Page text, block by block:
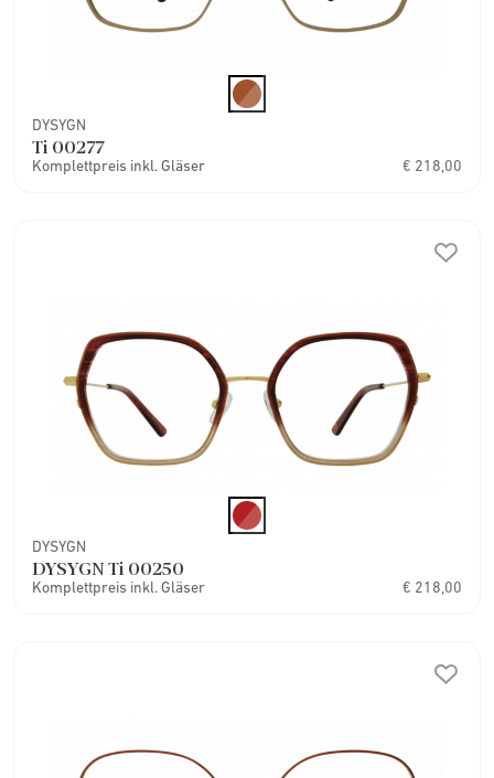
DYSYGN
Ti 00277
Komplettpreis inkl. Gläser € 218,00
DYSYGN
DYSYGN Ti 00250
Komplettpreis inkl. Gläser € 218,00